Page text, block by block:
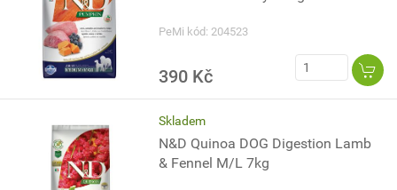
PeMi kód: 204523
390 Kč
Skladem
N&D Quinoa DOG Digestion Lamb
& Fennel M/L 7kg